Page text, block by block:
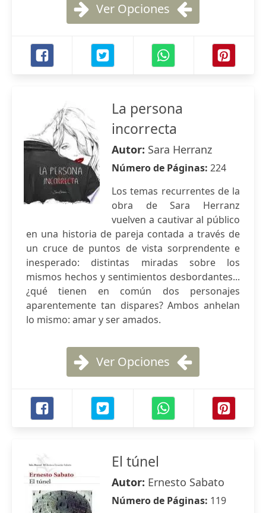
Ver Opciones
La persona
incorrecta
Autor: Sara Herranz
Número de Páginas: 224
Los temas recurrentes de la
obra de Sara Herranz
vuelven a cautivar al público
en una historia de pareja contada a través de
un cruce de puntos de vista sorprendente e
inesperado: distintas miradas sobre los
mismos hechos y sentimientos desbordantes...
¿qué tienen en común dos personajes
aparentemente tan dispares? Ambos anhelan
lo mismo: amar y ser amados.
Ver Opciones
El túnel
Autor: Ernesto Sabato
Número de Páginas: 119